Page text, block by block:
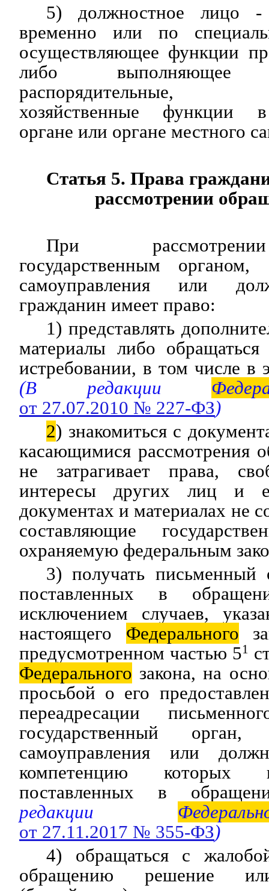
5) должностное лицо -
временно или по
осуществляющее функции
либо выполняющее
распорядительные,
хозяйственные функции в
органе или органе местного
Статья 5. Права
рассмотрении
При
государственным органом,
самоуправления или
гражданин имеет право:
1) представлять
материалы либо
истребовании, в том числе в
(В редакции
от 27.07.2010 № 227-ФЗ)
2) знакомиться с
касающимися рассмотрения
не затрагивает права,
интересы других лиц и
документах и материалах не
составляющие
охраняемую федеральным
3) получать письменный
поставленных в
исключением случаев,
настоящего Федерального
предусмотренном частью 51
Федерального закона, на
просьбой о его
переадресации
государственный
самоуправления или
компетенцию которых
поставленных в
редакции
от 27.11.2017 № 355-ФЗ)
4) обращаться с
обращению решение